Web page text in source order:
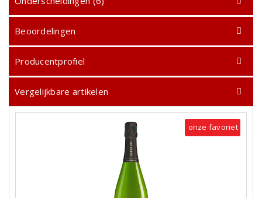
Beoordelingen
Producentprofiel
Vergelijkbare artikelen
onze favoriet